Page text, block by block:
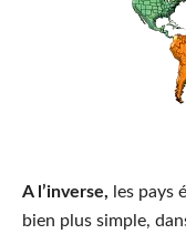
A l’inverse, les pays
bien plus simple,